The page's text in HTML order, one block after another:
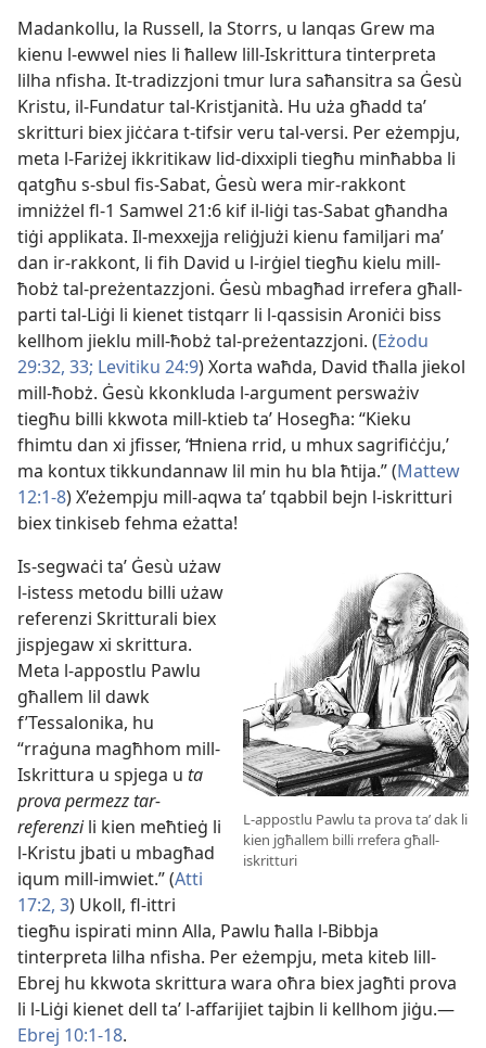
Madankollu, la Russell, la Storrs, u lanqas Grew ma
kienu l-ewwel nies li ħallew lill-Iskrittura tinterpreta
lilha nfisha. It-tradizzjoni tmur lura saħansitra sa Ġesù
Kristu, il-Fundatur tal-Kristjanità. Hu uża għadd taʼ
skritturi biex jiċċara t-tifsir veru tal-versi. Per eżempju,
meta l-Fariżej ikkritikaw lid-dixxipli tiegħu minħabba li
qatgħu s-sbul fis-Sabat, Ġesù wera mir-rakkont
imniżżel fl-1 Samwel 21:6 kif il-liġi tas-Sabat għandha
tiġi applikata. Il-mexxejja reliġjużi kienu familjari maʼ
dan ir-rakkont, li fih David u l-irġiel tiegħu kielu mill-
ħobż tal-preżentazzjoni. Ġesù mbagħad irrefera għall-
parti tal-Liġi li kienet tistqarr li l-qassisin Aroniċi biss
kellhom jieklu mill-ħobż tal-preżentazzjoni. (Eżodu
29:32, 33; Levitiku 24:9) Xorta waħda, David tħalla jiekol
mill-ħobż. Ġesù kkonkluda l-argument persważiv
tiegħu billi kkwota mill-ktieb taʼ Hosegħa: “Kieku
fhimtu dan xi jfisser, ‘Ħniena rrid, u mhux sagrifiċċju,’
ma kontux tikkundannaw lil min hu bla ħtija.” (Mattew
12:1-8) X’eżempju mill-aqwa taʼ tqabbil bejn l-iskritturi
biex tinkiseb fehma eżatta!
L-appostlu Pawlu ta prova taʼ dak li
kien jgħallem billi rrefera għall-
iskritturi
Is-segwaċi taʼ Ġesù użaw
l-istess metodu billi użaw
referenzi Skritturali biex
jispjegaw xi skrittura.
Meta l-appostlu Pawlu
għallem lil dawk
f’Tessalonika, hu
“rraġuna magħhom mill-
Iskrittura u spjega u ta
prova permezz tar-
referenzili kien meħtieġ li
l-Kristu jbati u mbagħad
iqum mill-imwiet.” (Atti
17:2, 3) Ukoll, fl-ittri
tiegħu ispirati minn Alla, Pawlu ħalla l-Bibbja
tinterpreta lilha nfisha. Per eżempju, meta kiteb lill-
Ebrej hu kkwota skrittura wara oħra biex jagħti prova
li l-Liġi kienet dell taʼ l-affarijiet tajbin li kellhom jiġu.—
Ebrej 10:1-18.